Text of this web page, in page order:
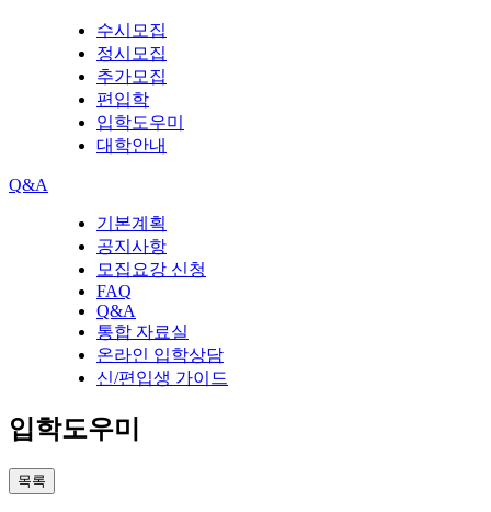
수시모집
정시모집
추가모집
편입학
입학도우미
대학안내
Q&A
기본계획
공지사항
모집요강 신청
FAQ
Q&A
통합 자료실
온라인 입학상담
신/편입생 가이드
입학도우미
목록